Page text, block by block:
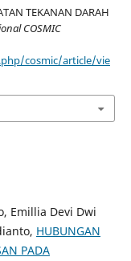
TEKANAN DARAH
COSMIC
cosmic/article/vie
Emillia Devi Dwi
HUBUNGAN
PADA